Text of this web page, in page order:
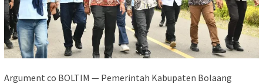
Argument co BOLTIM — Pemerintah Kabupaten Bolaang